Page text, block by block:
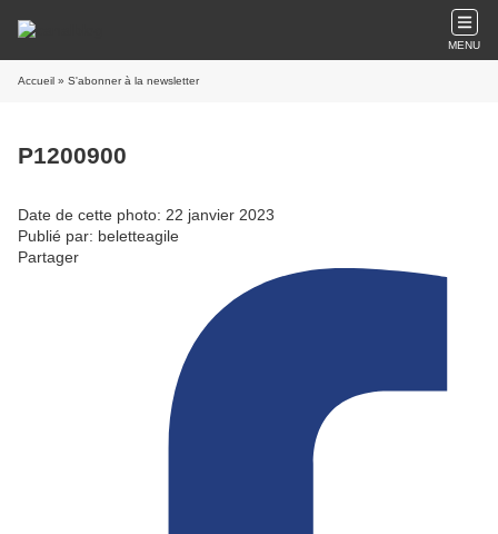
MENU
Accueil » S'abonner à la newsletter
P1200900
Date de cette photo: 22 janvier 2023
Publié par: beletteagile
Partager